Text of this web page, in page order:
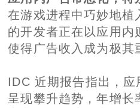
在游戏进程中巧妙地植
的开发者正在以应用内
使得广告收入成为极其
IDC 近期报告指出，应
呈现攀升趋势，年增长